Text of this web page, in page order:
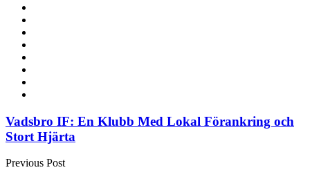
Post
navigation
Vadsbro IF: En Klubb Med Lokal Förankring och
Stort Hjärta
Previous Post